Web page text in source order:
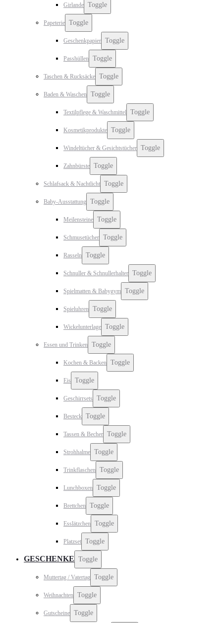
Girlande Toggle
Papeterie Toggle
Geschenkpapier Toggle
Passhüllen Toggle
Taschen & Rucksäcke Toggle
Baden & Waschen Toggle
Textilpflege & Waschmittel Toggle
Kosmetikprodukte Toggle
Windeltücher & Gesichtstücher Toggle
Zahnbürste Toggle
Schlafsack & Nachtlicht Toggle
Baby-Ausstattung Toggle
Meilensteine Toggle
Schmusetücher Toggle
Rasseln Toggle
Schnuller & Schnullerhalter Toggle
Spielmatten & Babygym Toggle
Spieluhren Toggle
Wickelunterlage Toggle
Essen und Trinken Toggle
Kochen & Backen Toggle
Eis Toggle
Geschirrsets Toggle
Besteck Toggle
Tassen & Becher Toggle
Strohhalme Toggle
Trinkflaschen Toggle
Lunchboxen Toggle
Brettchen Toggle
Esslätzchen Toggle
Platzset Toggle
GESCHENKE Toggle
Muttertag / Vatertag Toggle
Weihnachten Toggle
Gutscheine Toggle